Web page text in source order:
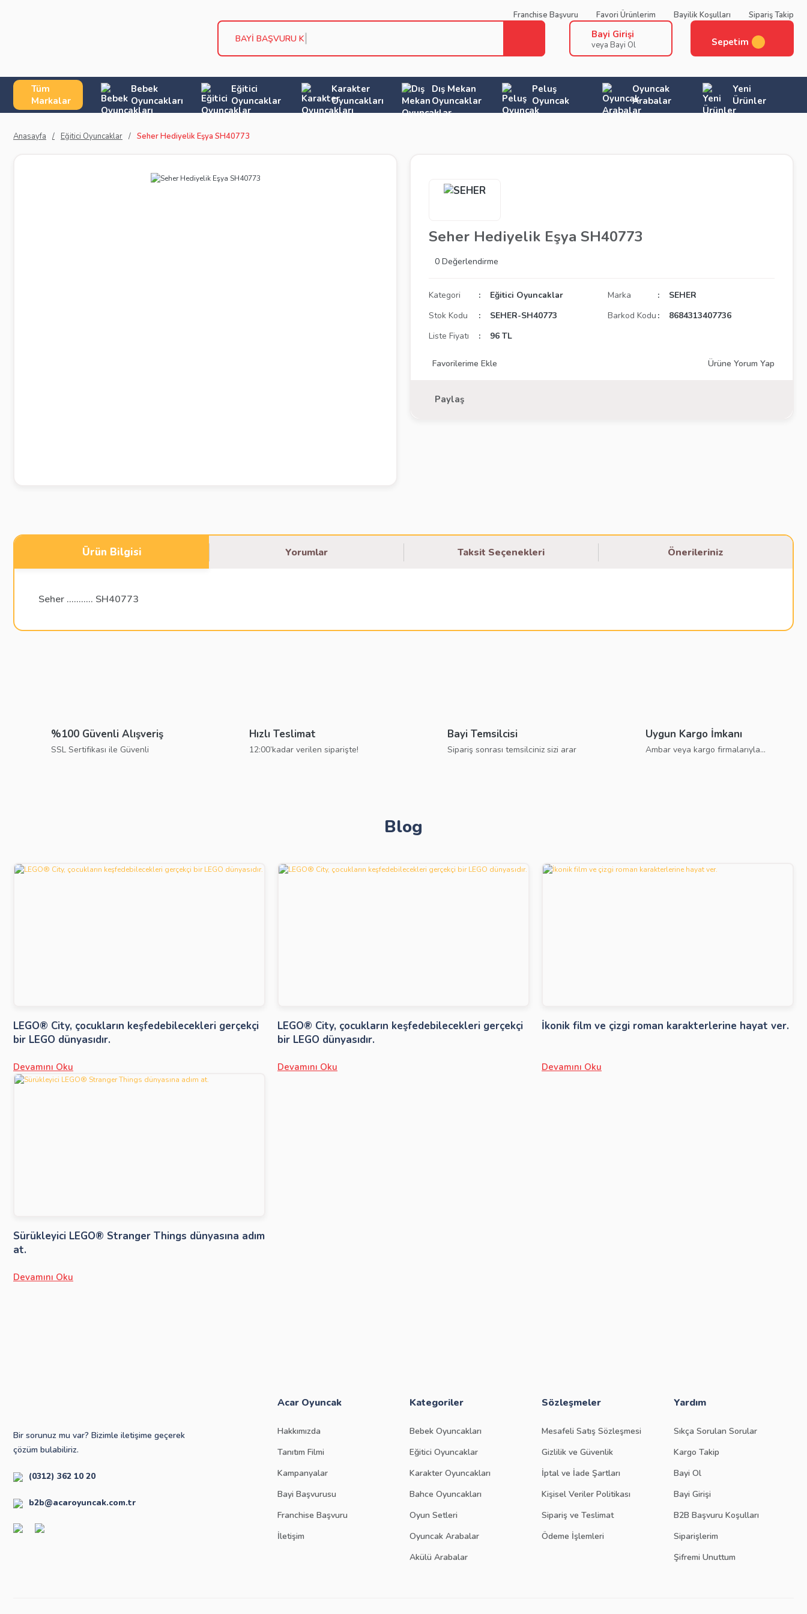
Franchise Başvuru Favori Ürünlerim Bayilik Koşulları Sipariş Takip
BAYİ BAŞVURU KOŞUL Bayi Girişi
veya Bayi Ol Sepetim
Tüm
Markalar
Bebek
Oyuncakları
Eğitici
Oyuncaklar
Karakter
Oyuncakları
Dış Mekan
Oyuncaklar
Peluş
Oyuncak
Oyuncak
Arabalar
Yeni
Ürünler
Anasayfa Eğitici Oyuncaklar Seher Hediyelik Eşya SH40773
Seher Hediyelik Eşya SH40773
0 Değerlendirme
Kategori Eğitici Oyuncaklar Marka
SEHER
Stok Kodu
SEHER-SH40773 Barkod Kodu
8684313407736
Liste Fiyatı
96 TL
Ürüne Yorum Yap
Paylaş
Ürün Bilgisi Yorumlar Taksit Seçenekleri Önerileriniz
Seher ........... SH40773
Ürün bilgilerinde hatalar bulunuyor.
%100 Güvenli Alışveriş
SSL Sertifikası ile Güvenli
Hızlı Teslimat
12:00’kadar verilen siparişte!
Bayi Temsilcisi
Sipariş sonrası temsilciniz sizi arar
Uygun Kargo İmkanı
Ambar veya kargo firmalarıyla...
Blog
LEGO® City, çocukların keşfedebilecekleri gerçekçi
bir LEGO dünyasıdır.
Devamını Oku
LEGO® City, çocukların keşfedebilecekleri gerçekçi
bir LEGO dünyasıdır.
Devamını Oku
İkonik film ve çizgi roman karakterlerine hayat ver.
Devamını Oku
Sürükleyici LEGO® Stranger Things dünyasına adım
at.
Devamını Oku
Bir sorunuz mu var? Bizimle iletişime geçerek
çözüm bulabiliriz.
(0312) 362 10 20
b2b@acaroyuncak.com.tr
Acar Oyuncak
Hakkımızda
Tanıtım Filmi
Kampanyalar
Bayi Başvurusu
Franchise Başvuru
İletişim
Kategoriler
Bebek Oyuncakları
Eğitici Oyuncaklar
Karakter Oyuncakları
Bahce Oyuncakları
Oyun Setleri
Oyuncak Arabalar
Akülü Arabalar
Sözleşmeler
Mesafeli Satış Sözleşmesi
Gizlilik ve Güvenlik
İptal ve İade Şartları
Kişisel Veriler Politikası
Sipariş ve Teslimat
Ödeme İşlemleri
Yardım
Sıkça Sorulan Sorular
Kargo Takip
Bayi Ol
Bayi Girişi
B2B Başvuru Koşulları
Siparişlerim
Şifremi Unuttum